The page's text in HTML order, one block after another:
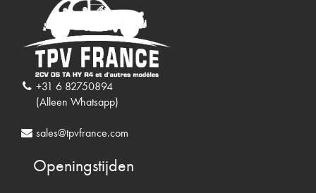
+31 6 82750894
(Alleen Whatsapp)
sales@tpvfrance.com
Openingstijden